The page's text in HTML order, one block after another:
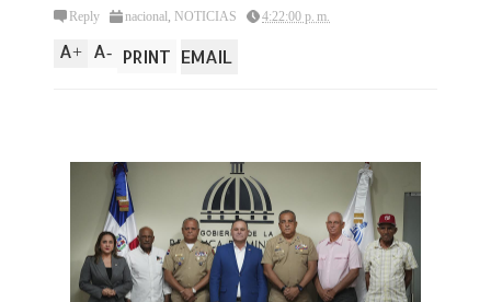
Reply nacional, NOTICIAS 4:22:00 p. m.
A+ A- PRINT EMAIL